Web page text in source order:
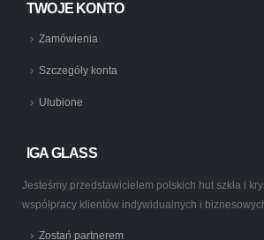
TWOJE KONTO
Zamówienia
Szczegóły konta
Ulubione
IGA GLASS
Jesteśmy przedstawicielem polskich hut szkła i
współpracy klientów indywidualnych i
Zostań partnerem